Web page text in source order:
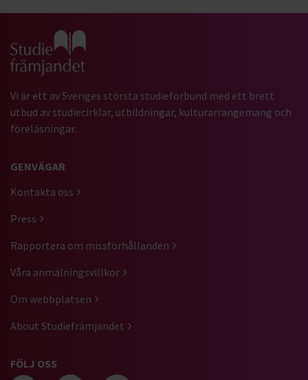
Gå till studiefrämjandets startsida
Vi är ett av Sveriges största studieförbund med ett brett
utbud av studiecirklar, utbildningar, kulturarrangemang och
föreläsningar.
GENVÄGAR
Kontakta oss
Press
Rapportera om missförhållanden
Våra anmälningsvillkor
Om webbplatsen
About Studiefrämjandet
FÖLJ OSS